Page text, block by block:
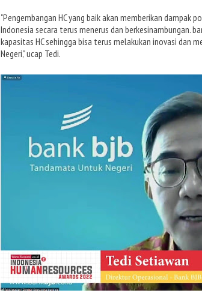
"Pengembangan HC yang baik akan memberikan dampak
Indonesia secara terus menerus dan berkesinambungan.
kapasitas HC sehingga bisa terus melakukan inovasi dan
Negeri," ucap Tedi.